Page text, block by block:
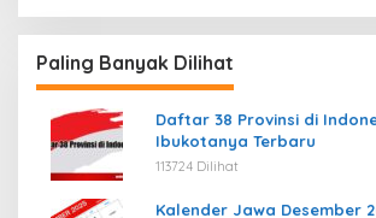
Paling Banyak Dilihat
Daftar 38 Provinsi di
Ibukotanya Terbaru
113724 Dilihat
Kalender Jawa Desember